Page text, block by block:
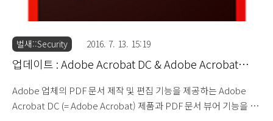
벌새::Security 2016. 7. 13. 15:19
업데이트 : Adobe Acrobat DC & Adobe Acrobat
Adobe 업체의 PDF 문서 제작 및 편집 기능을 제공하는 Adobe
Acrobat DC (= Adobe Acrobat) 제품과 PDF 문서 뷰어 기능을 제